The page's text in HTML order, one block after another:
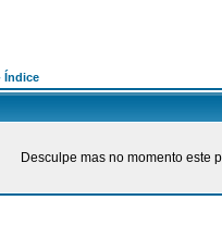
Índice
Desculpe mas no momento este